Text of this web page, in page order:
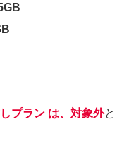
プラン は、対象外と